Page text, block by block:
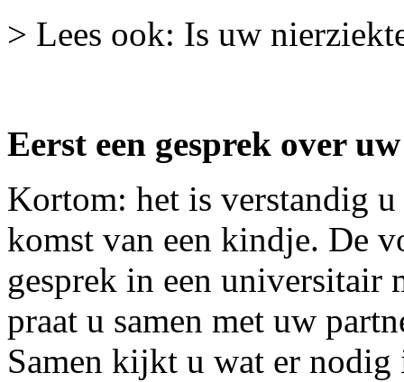
> Lees ook: Is uw
Eerst een gesprek over
Kortom: het is verstandig
komst van een kindje. De
gesprek in een universitair
praat u samen met uw
Samen kijkt u wat er